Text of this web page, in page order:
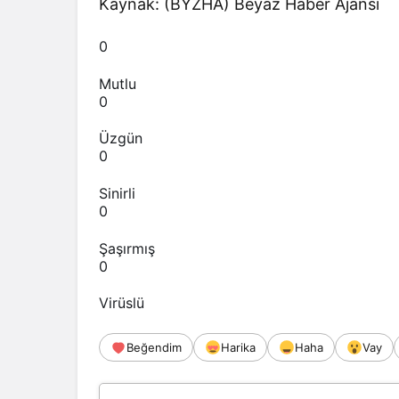
Kaynak: (BYZHA) Beyaz Haber Ajansı
0
Mutlu
0
Üzgün
0
Sinirli
0
Şaşırmış
0
Virüslü
Beğendim Harika Haha Vay